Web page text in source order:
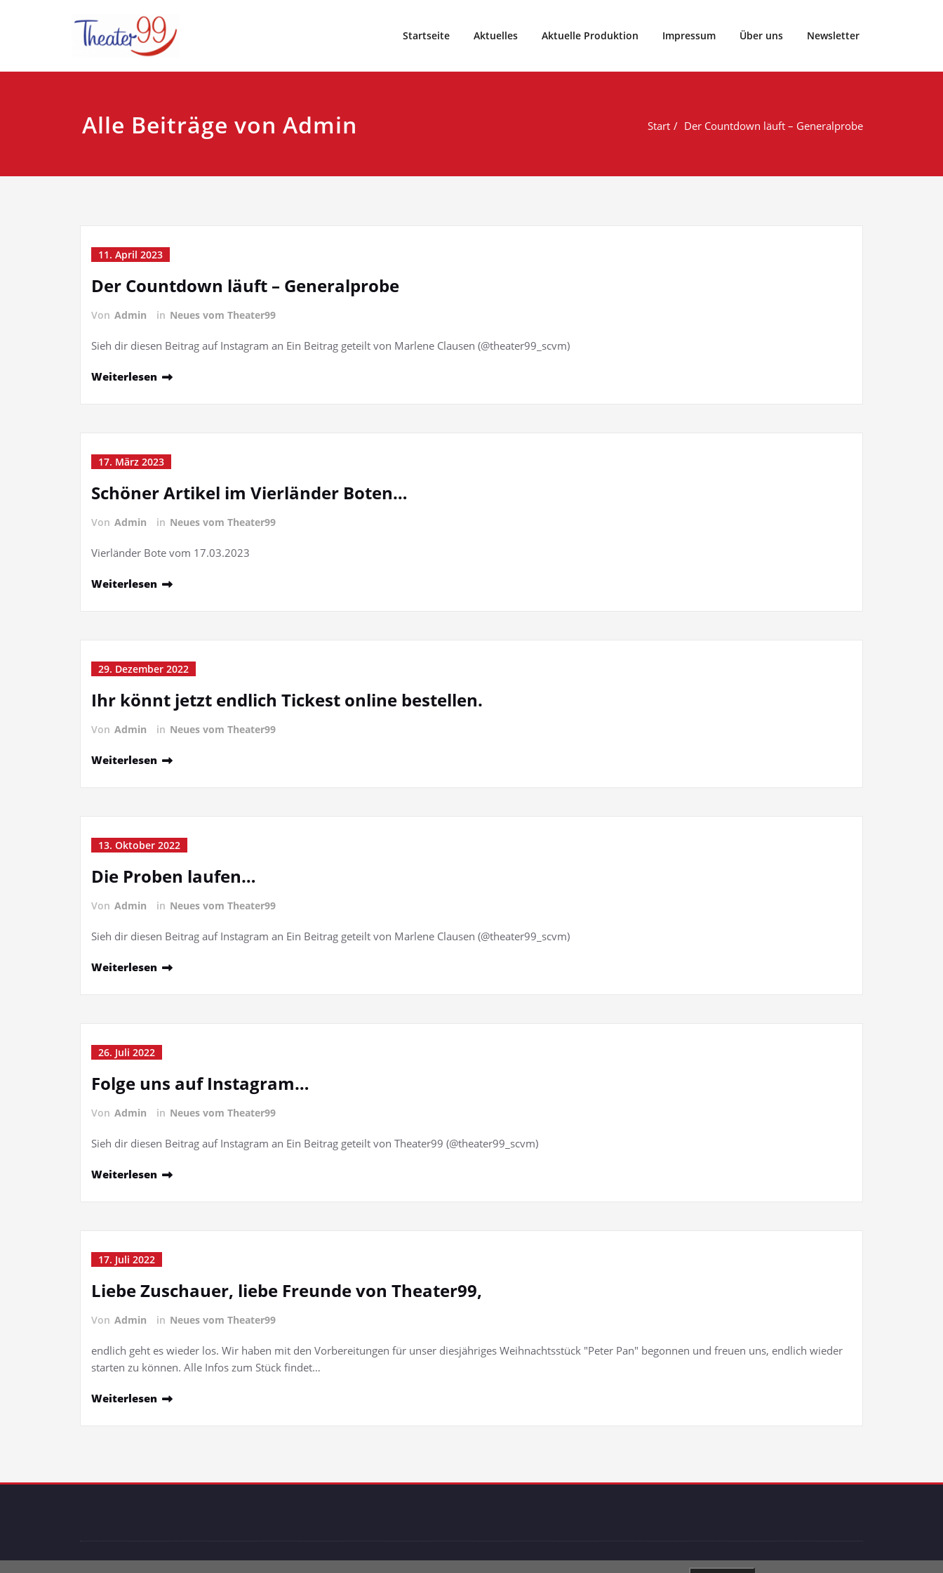
Startseite Aktuelles Aktuelle Produktion Impressum Über uns Newsletter
Alle Beiträge von Admin Start Der Countdown läuft – Generalprobe
11. April 2023
Der Countdown läuft – Generalprobe
Von Admin in Neues vom Theater99
Sieh dir diesen Beitrag auf Instagram an Ein Beitrag geteilt von Marlene Clausen (@theater99_scvm)
Weiterlesen
17. März 2023
Schöner Artikel im Vierländer Boten…
Von Admin in Neues vom Theater99
Vierländer Bote vom 17.03.2023
Weiterlesen
29. Dezember 2022
Ihr könnt jetzt endlich Tickest online bestellen.
Von Admin in Neues vom Theater99
Weiterlesen
13. Oktober 2022
Die Proben laufen…
Von Admin in Neues vom Theater99
Sieh dir diesen Beitrag auf Instagram an Ein Beitrag geteilt von Marlene Clausen (@theater99_scvm)
Weiterlesen
26. Juli 2022
Folge uns auf Instagram…
Von Admin in Neues vom Theater99
Sieh dir diesen Beitrag auf Instagram an Ein Beitrag geteilt von Theater99 (@theater99_scvm)
Weiterlesen
17. Juli 2022
Liebe Zuschauer, liebe Freunde von Theater99,
Von Admin in Neues vom Theater99
endlich geht es wieder los. Wir haben mit den Vorbereitungen für unser diesjähriges Weihnachtsstück "Peter Pan" begonnen und freuen uns, endlich wieder
starten zu können. Alle Infos zum Stück findet…
Weiterlesen